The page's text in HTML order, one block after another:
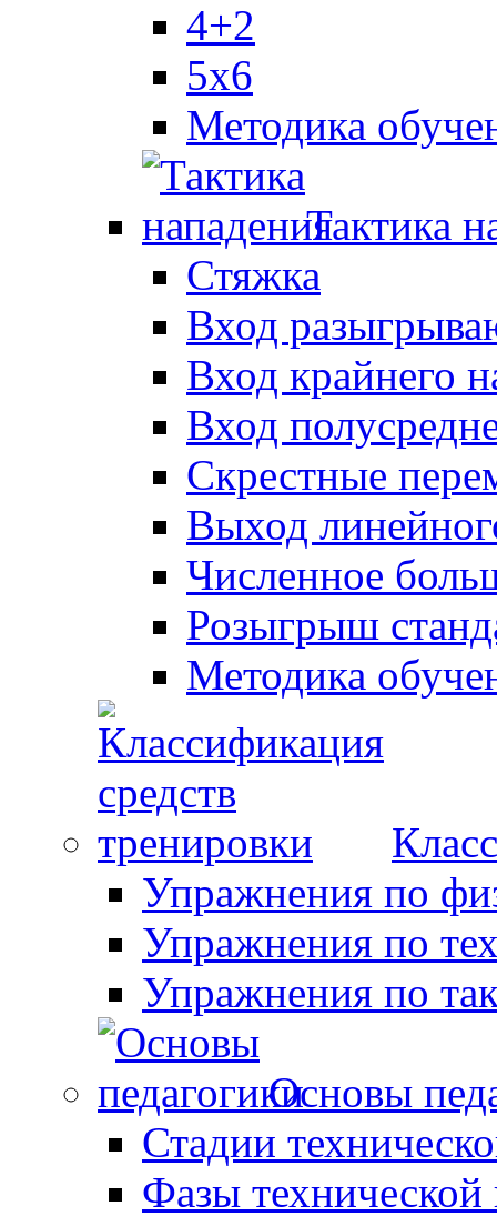
4+2
5x6
Методика
Тактика
Стяжка
Вход
Вход крайнего
Вход
Скрестные
Выход
Численное
Розыгрыш
Методика
Упражнения по
Упражнения по
Упражнения по
Основы
Стадии
Фазы технической